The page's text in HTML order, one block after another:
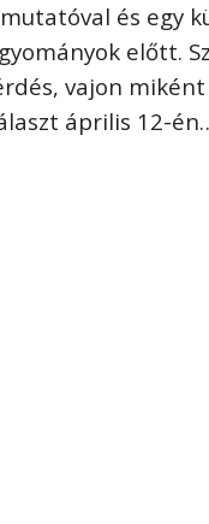
és egy
előtt.
vajon
április 12-